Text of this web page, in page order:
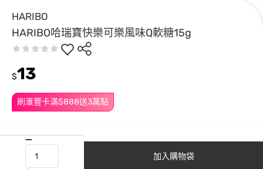
HARIBO
HARIBO哈瑞寶快樂可樂風味Q軟糖15g
刷滙豐卡滿$888送3萬點
$13
加入購物袋